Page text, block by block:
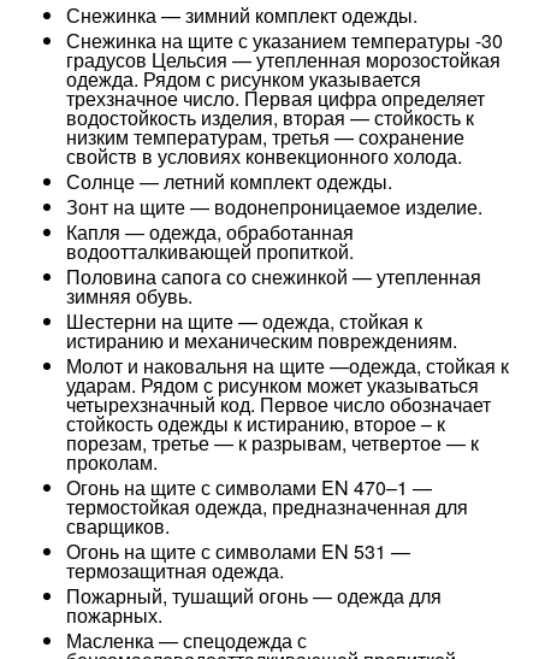
Снежинка — зимний комплект одежды.
Снежинка на щите с указанием температуры -30
градусов Цельсия — утепленная морозостойкая
одежда. Рядом с рисунком указывается
трехзначное число. Первая цифра определяет
водостойкость изделия, вторая — стойкость к
низким температурам, третья — сохранение
свойств в условиях конвекционного холода.
Солнце — летний комплект одежды.
Зонт на щите — водонепроницаемое изделие.
Капля — одежда, обработанная
водоотталкивающей пропиткой.
Половина сапога со снежинкой — утепленная
зимняя обувь.
Шестерни на щите — одежда, стойкая к
истиранию и механическим повреждениям.
Молот и наковальня на щите —одежда, стойкая к
ударам. Рядом с рисунком может указываться
четырехзначный код. Первое число обозначает
стойкость одежды к истиранию, второе – к
порезам, третье — к разрывам, четвертое — к
проколам.
Огонь на щите с символами EN 470–1 —
термостойкая одежда, предназначенная для
сварщиков.
Огонь на щите с символами EN 531 —
термозащитная одежда.
Пожарный, тушащий огонь — одежда для
пожарных.
Масленка — спецодежда с